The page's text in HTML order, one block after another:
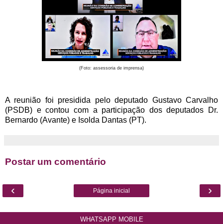
(Foto: assessoria de imprensa)
A reunião foi presidida pelo deputado Gustavo Carvalho
(PSDB) e contou com a participação dos deputados Dr.
Bernardo (Avante) e Isolda Dantas (PT).
Postar um comentário
‹ ›
Página inicial
WHATSAPP MOBILE